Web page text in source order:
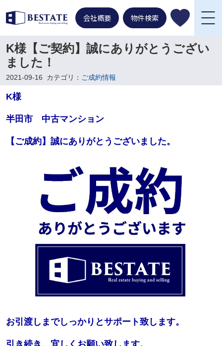
会社概要 物件検索
K様【ご契約】誠にありがとうござい
ました！
2021-09-16 カテゴリ： ご成約情報
K様
半田市 中古マンション
【ご成約】誠にありがとうございました。
お引渡しまでしっかりとサポート致します。